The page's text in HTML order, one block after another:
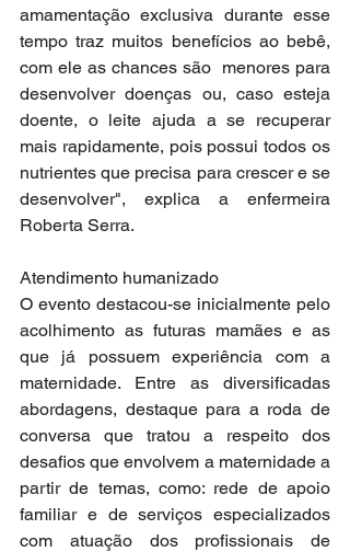
amamentação exclusiva durante esse
tempo traz muitos benefícios ao bebê,
com ele as chances são  menores para
desenvolver doenças ou, caso esteja
doente, o leite ajuda a se recuperar
mais rapidamente, pois possui todos os
nutrientes que precisa para crescer e se
desenvolver", explica a enfermeira
Roberta Serra.
Atendimento humanizado
O evento destacou-se inicialmente pelo
acolhimento as futuras mamães e as
que já possuem experiência com a
maternidade. Entre as diversificadas
abordagens, destaque para a roda de
conversa que tratou a respeito dos
desafios que envolvem a maternidade a
partir de temas, como: rede de apoio
familiar e de serviços especializados
com atuação dos profissionais de